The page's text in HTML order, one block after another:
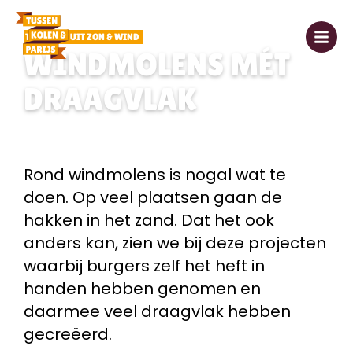
1. ENERGIE UIT ZON & WIND
WINDMOLENS MÉT
DRAAGVLAK
Rond windmolens is nogal wat te
doen. Op veel plaatsen gaan de
hakken in het zand. Dat het ook
anders kan, zien we bij deze projecten
waarbij burgers zelf het heft in
handen hebben genomen en
daarmee veel draagvlak hebben
gecreëerd.